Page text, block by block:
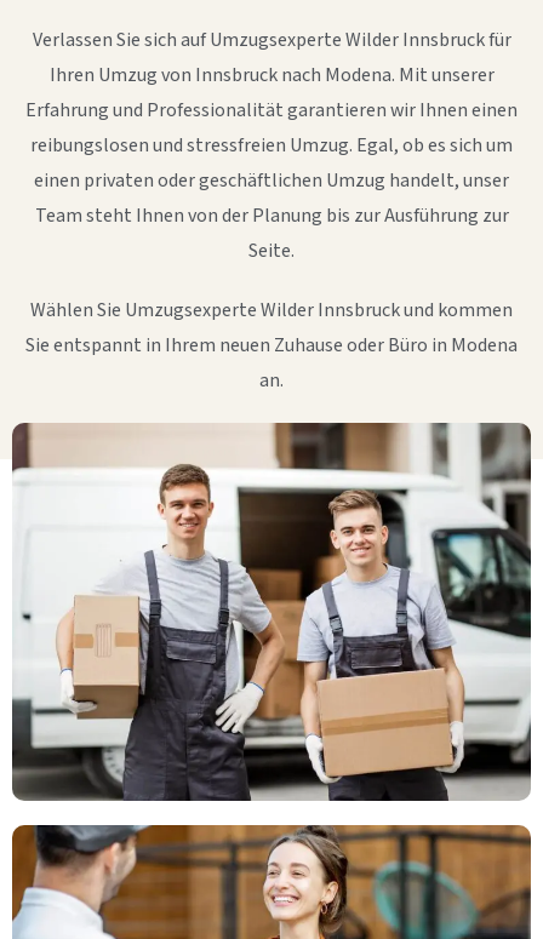
Verlassen Sie sich auf Umzugsexperte Wilder Innsbruck für
Ihren Umzug von Innsbruck nach Modena. Mit unserer
Erfahrung und Professionalität garantieren wir Ihnen einen
reibungslosen und stressfreien Umzug. Egal, ob es sich um
einen privaten oder geschäftlichen Umzug handelt, unser
Team steht Ihnen von der Planung bis zur Ausführung zur
Seite.
Wählen Sie Umzugsexperte Wilder Innsbruck und kommen
Sie entspannt in Ihrem neuen Zuhause oder Büro in Modena
an.